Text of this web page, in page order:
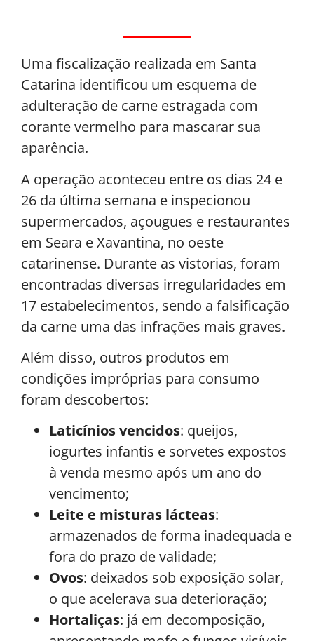
Uma fiscalização realizada em Santa
Catarina identificou um esquema de
adulteração de carne estragada com
corante vermelho para mascarar sua
aparência.
A operação aconteceu entre os dias 24 e
26 da última semana e inspecionou
supermercados, açougues e restaurantes
em Seara e Xavantina, no oeste
catarinense. Durante as vistorias, foram
encontradas diversas irregularidades em
17 estabelecimentos, sendo a falsificação
da carne uma das infrações mais graves.
Além disso, outros produtos em
condições impróprias para consumo
foram descobertos:
Laticínios vencidos: queijos,
iogurtes infantis e sorvetes expostos
à venda mesmo após um ano do
vencimento;
Leite e misturas lácteas:
armazenados de forma inadequada e
fora do prazo de validade;
Ovos: deixados sob exposição solar,
o que acelerava sua deterioração;
Hortaliças: já em decomposição,